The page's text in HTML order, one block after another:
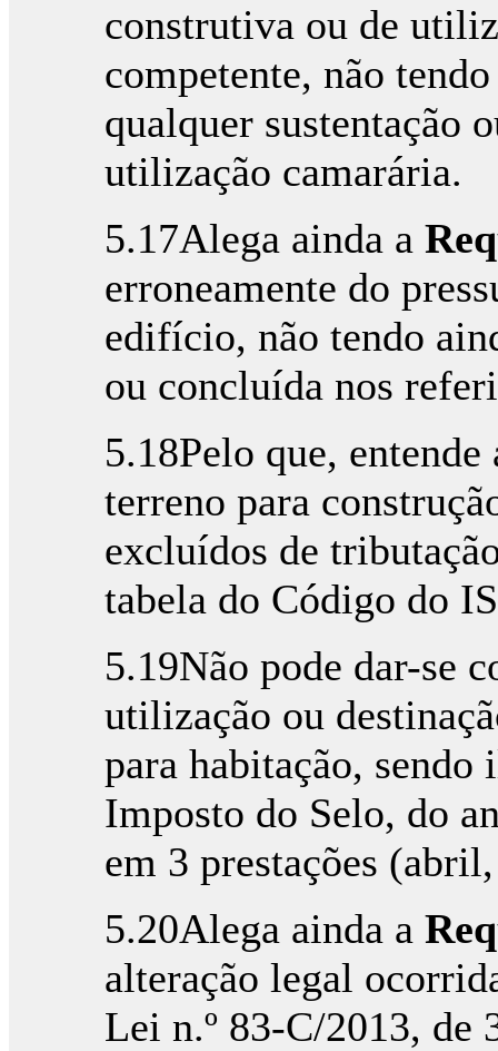
construtiva ou de
competente, não
qualquer sustentação
utilização camarária.
5.17Alega ainda a
erroneamente do
edifício, não tendo
ou concluída nos
5.18Pelo que,
terreno para
excluídos de
tabela do Código do
5.19Não pode dar-se
utilização ou
para habitação,
Imposto do Selo, do
em 3 prestações
5.20Alega ainda a
alteração legal
Lei n.º 83-C/2013, de